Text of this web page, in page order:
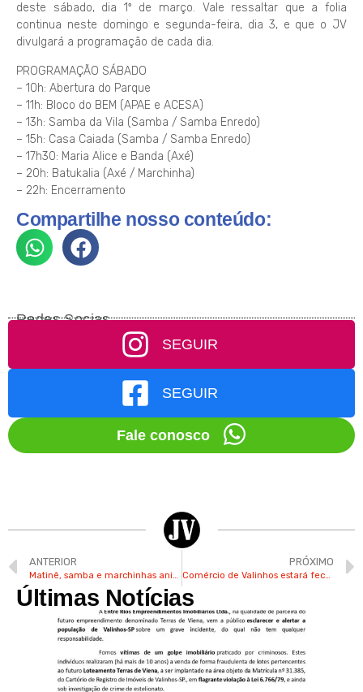
deste sábado, dia 1º de março. Vale ressaltar que a folia
continua neste domingo e segunda-feira, dia 3, e que o JV
divulgará a programação de cada dia.
PROGRAMAÇÃO SÁBADO
– 10h: Abertura do Parque
– 11h: Bloco do BEM (APAE e ACESA)
– 13h: Samba da Vila (Samba / Samba Enredo)
– 15h: Casa Caiada (Samba / Samba Enredo)
– 17h30: Maria Alice e Banda (Axé)
– 20h: Batukalia (Axé / Marchinha)
– 22h: Encerramento
Compartilhe nosso conteúdo:
Redes Socias
SEGUIR
SEGUIR
Fale conosco
ANTERIOR
Matinê, samba e marchinhas animam Carnaval de Valinhos no Pq. Municipal nesta segunda
PRÓXIMO
Comércio de Valinhos estará fechado nesta terça de Carnaval
Últimas Notícias